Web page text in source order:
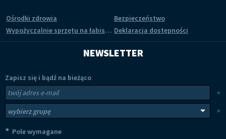
Ośrodki zdrowia
Bezpieczeństwo
Wypożyczalnie sprzętu na łabiszyńskiej wyspie Deklaracja dostępności
NEWSLETTER
Zapisz się i bądź na bieżąco
Newsletter
*
*
* Pole wymagane